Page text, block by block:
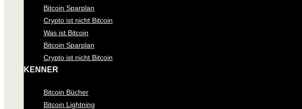
Bitcoin Sparplan
Crypto ist nicht Bitcoin
Was ist Bitcoin
Bitcoin Sparplan
Crypto ist nicht Bitcoin
KENNER
Bitcoin Bücher
Bitcoin Lightning